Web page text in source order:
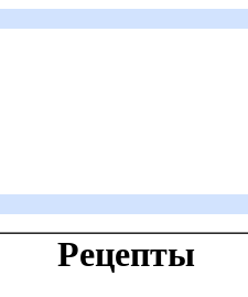
Рецепты